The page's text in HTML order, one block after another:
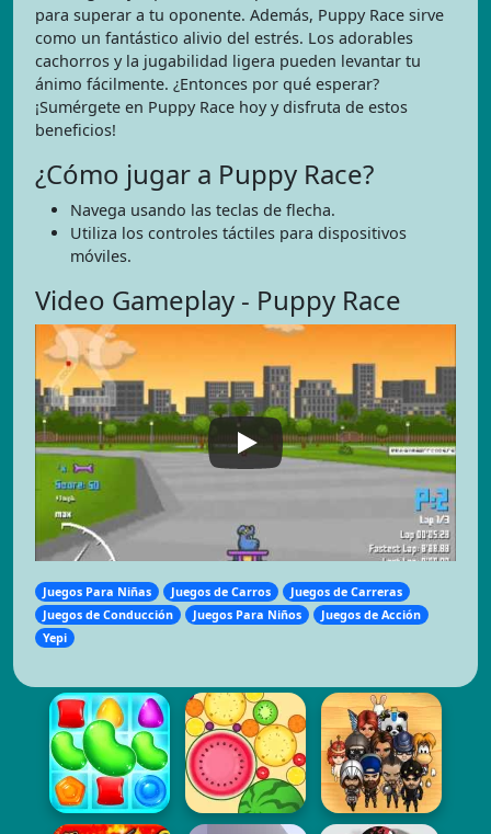
para superar a tu oponente. Además, Puppy Race sirve
como un fantástico alivio del estrés. Los adorables
cachorros y la jugabilidad ligera pueden levantar tu
ánimo fácilmente. ¿Entonces por qué esperar?
¡Sumérgete en Puppy Race hoy y disfruta de estos
beneficios!
¿Cómo jugar a Puppy Race?
Navega usando las teclas de flecha.
Utiliza los controles táctiles para dispositivos
móviles.
Video Gameplay - Puppy Race
Juegos Para Niñas Juegos de Carros
Juegos de Carreras
Juegos de Conducción
Juegos Para Niños
Juegos de Acción
Yepi